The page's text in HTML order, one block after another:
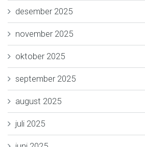
desember 2025
november 2025
oktober 2025
september 2025
august 2025
juli 2025